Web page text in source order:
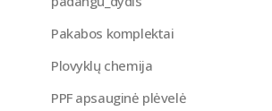
Pakabos komplektai
Plovyklų chemija
PPF apsauginė plėvelė